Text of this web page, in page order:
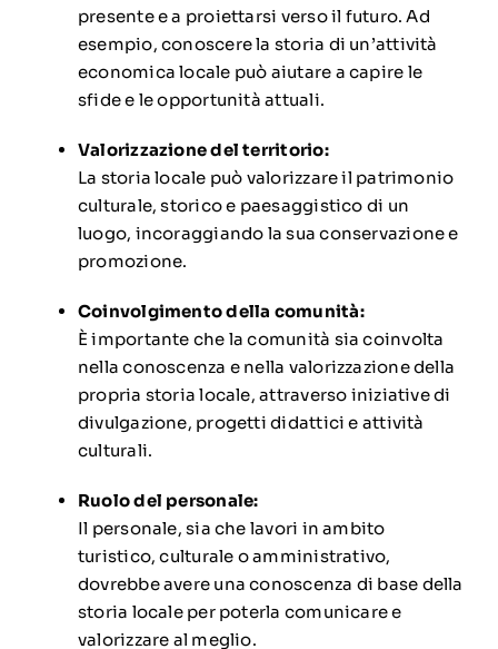
presente e a proiettarsi verso il futuro.Ad
esempio, conoscere la storia di un’attività
economica locale può aiutare a capire le
sfide e le opportunità attuali.
Valorizzazione del territorio:
La storia locale può valorizzare il patrimonio
culturale, storico e paesaggistico di un
luogo, incoraggiando la sua conservazione e
promozione.
Coinvolgimento della comunità:
È importante che la comunità sia coinvolta
nella conoscenza e nella valorizzazione della
propria storia locale, attraverso iniziative di
divulgazione, progetti didattici e attività
culturali.
Ruolo del personale:
Il personale, sia che lavori in ambito
turistico, culturale o amministrativo,
dovrebbe avere una conoscenza di base della
storia locale per poterla comunicare e
valorizzare al meglio.